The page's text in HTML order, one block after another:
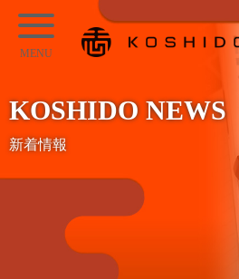
コ
ン
テ
ン
KOSHIDO
メ
ュ
ー
KOSHIDO NEWS
新着情報